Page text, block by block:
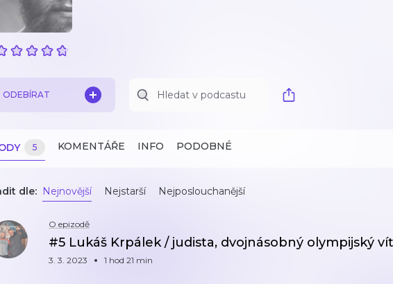
ODEBÍRAT
5 KOMENTÁŘE INFO PODOBNÉ
dle: Nejnovější Nejstarší Nejposlouchanější
O epizodě
#5 Lukáš Krpálek / judista, dvojnásobný olympijský
3. 3. 2023 1 hod 21 min